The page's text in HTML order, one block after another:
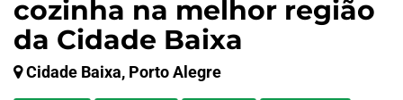
cozinha na melhor região
da Cidade Baixa
Cidade Baixa, Porto Alegre